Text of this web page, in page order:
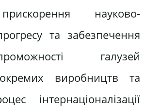
науково-
та забезпечення
галузей
виробництв та
інтернаціоналізації